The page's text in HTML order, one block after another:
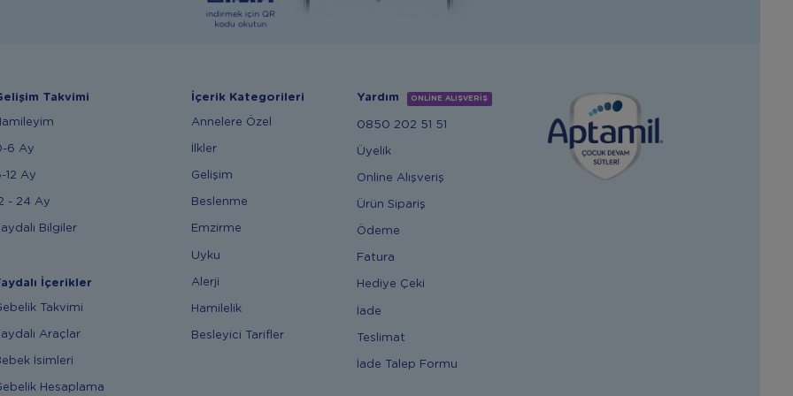
Takvimi
6 Ay
12 Ay
- 24 Ay
Bilgiler
İçerikler
Takvimi
Araçlar
İsimleri
Hesaplama
İçerik Kategorileri
Annelere Özel
İlkler
Gelişim
Beslenme
Emzirme
Uyku
Alerji
Hamilelik
Besleyici Tarifler
Yardım ONLİNE ALIŞVERİŞ
0850 202 51 51
Üyelik
Online Alışveriş
Ürün Sipariş
Ödeme
Fatura
Hediye Çeki
İade
Teslimat
İade Talep Formu